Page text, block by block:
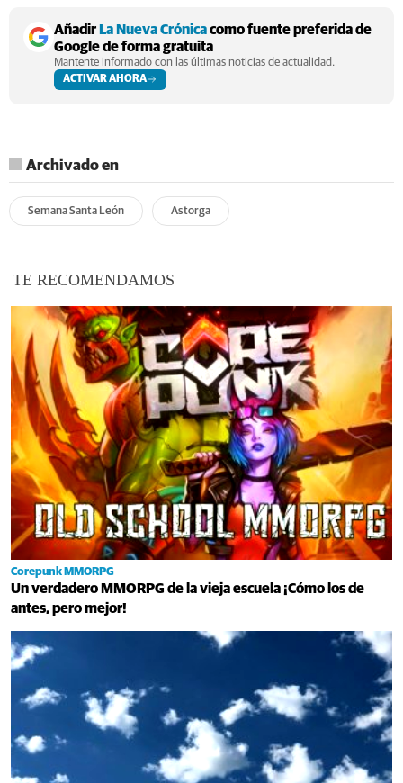
AñadirLa Nueva Crónicacomo fuente preferida de
Google de forma gratuita
Mantente informado con las últimas noticias de actualidad.
ACTIVAR AHORA
Archivado en
Semana Santa León Astorga
TE RECOMENDAMOS
Corepunk MMORPG
Un verdadero MMORPG de la vieja escuela ¡Cómo los de
antes, pero mejor!